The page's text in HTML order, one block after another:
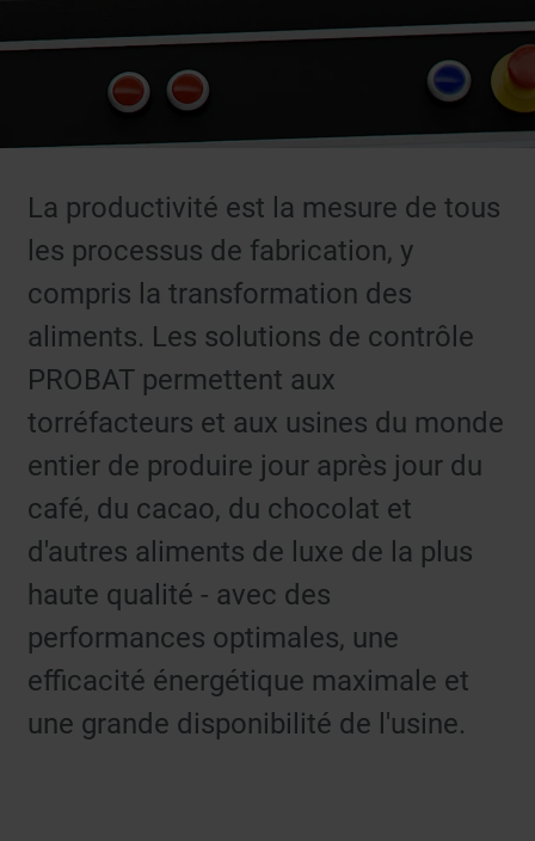
La productivité est la mesure de tous
les processus de fabrication, y
compris la transformation des
aliments. Les solutions de contrôle
PROBAT permettent aux
torréfacteurs et aux usines du monde
entier de produire jour après jour du
café, du cacao, du chocolat et
d'autres aliments de luxe de la plus
haute qualité - avec des
performances optimales, une
efficacité énergétique maximale et
une grande disponibilité de l'usine.